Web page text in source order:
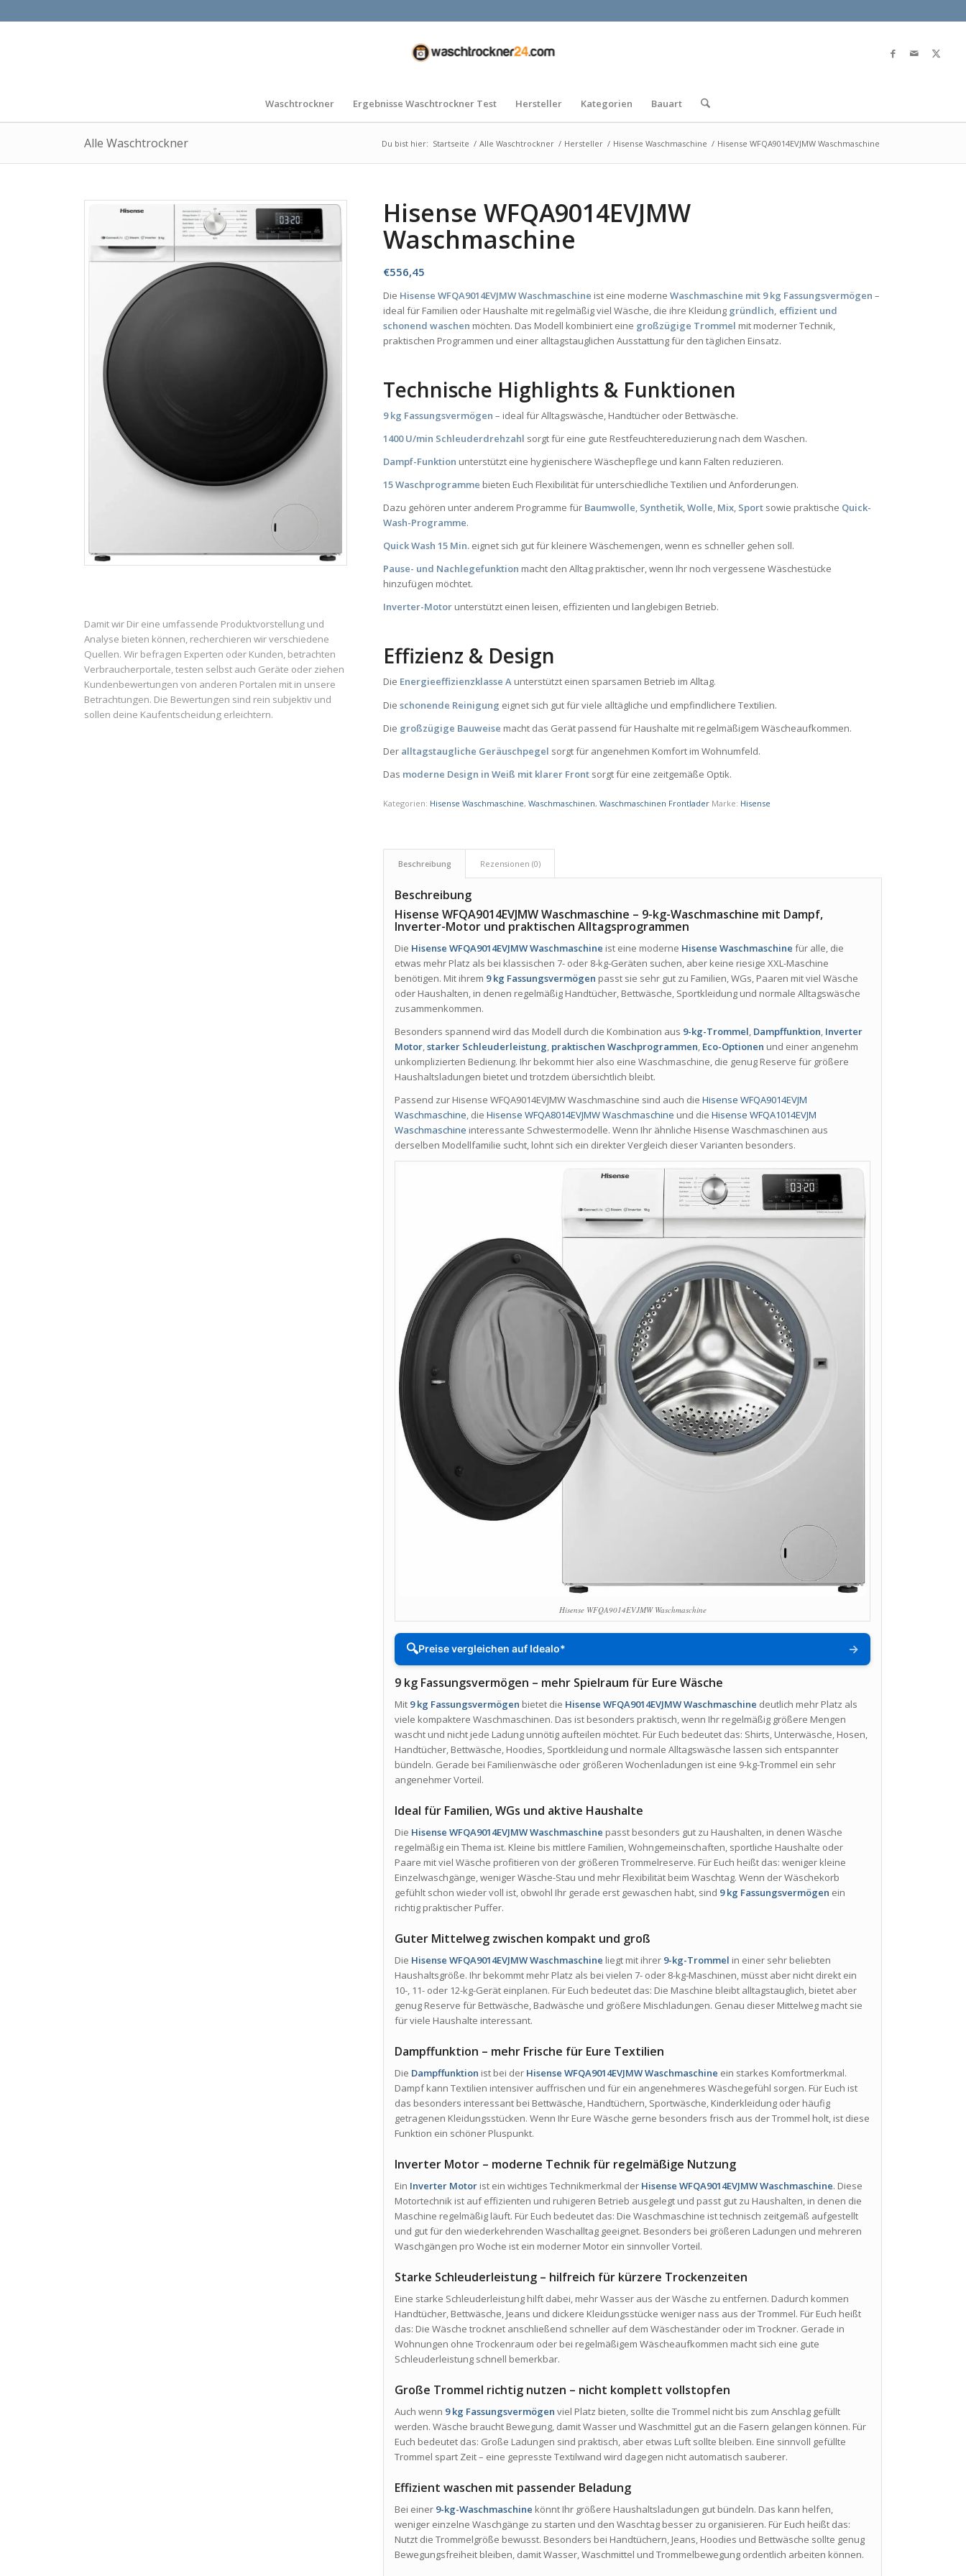
Waschtrockner Ergebnisse Waschtrockner Test Hersteller Kategorien Bauart
Alle Waschtrockner Du bist hier: Startseite / Alle Waschtrockner / Hersteller / Hisense Waschmaschine / Hisense WFQA9014EVJMW Waschmaschine
Damit wir Dir eine umfassende Produktvorstellung und
Analyse bieten können, recherchieren wir verschiedene
Quellen. Wir befragen Experten oder Kunden, betrachten
Verbraucherportale, testen selbst auch Geräte oder ziehen
Kundenbewertungen von anderen Portalen mit in unsere
Betrachtungen. Die Bewertungen sind rein subjektiv und
sollen deine Kaufentscheidung erleichtern.
Hisense WFQA9014EVJMW
Waschmaschine
€556,45
Die Hisense WFQA9014EVJMW Waschmaschine ist eine moderneWaschmaschine mit 9 kg Fassungsvermögen –
ideal für Familien oder Haushalte mit regelmäßig viel Wäsche, die ihre Kleidung gründlich, effizient und
schonend waschen möchten. Das Modell kombiniert eine großzügige Trommel mit moderner Technik,
praktischen Programmen und einer alltagstauglichen Ausstattung für den täglichen Einsatz.
Technische Highlights & Funktionen
9 kg Fassungsvermögen – ideal für Alltagswäsche, Handtücher oder Bettwäsche.
1400 U/min Schleuderdrehzahl sorgt für eine gute Restfeuchtereduzierung nach dem Waschen.
Dampf-Funktion unterstützt eine hygienischere Wäschepflege und kann Falten reduzieren.
15 Waschprogramme bieten Euch Flexibilität für unterschiedliche Textilien und Anforderungen.
Dazu gehören unter anderem Programme für Baumwolle, Synthetik,Wolle, Mix, Sport sowie praktische Quick-
Wash-Programme.
Quick Wash 15 Min. eignet sich gut für kleinere Wäschemengen, wenn es schneller gehen soll.
Pause- und Nachlegefunktion macht den Alltag praktischer, wenn Ihr noch vergessene Wäschestücke
hinzufügen möchtet.
Inverter-Motor unterstützt einen leisen, effizienten und langlebigen Betrieb.
Effizienz & Design
Die Energieeffizienzklasse A unterstützt einen sparsamen Betrieb im Alltag.
Dieschonende Reinigung eignet sich gut für viele alltägliche und empfindlichere Textilien.
Die großzügige Bauweise macht das Gerät passend für Haushalte mit regelmäßigem Wäscheaufkommen.
Der alltagstaugliche Geräuschpegel sorgt für angenehmen Komfort im Wohnumfeld.
Das moderne Design in Weiß mit klarer Front sorgt für eine zeitgemäße Optik.
Kategorien: Hisense Waschmaschine,Waschmaschinen,Waschmaschinen Frontlader Marke: Hisense
Beschreibung Rezensionen (0)
Beschreibung
Hisense WFQA9014EVJMW Waschmaschine – 9-kg-Waschmaschine mit Dampf,
Inverter-Motor und praktischen Alltagsprogrammen
Die Hisense WFQA9014EVJMW Waschmaschine ist eine moderne Hisense Waschmaschine für alle, die
etwas mehr Platz als bei klassischen 7- oder 8-kg-Geräten suchen, aber keine riesige XXL-Maschine
benötigen. Mit ihrem 9 kg Fassungsvermögen passt sie sehr gut zu Familien, WGs, Paaren mit viel Wäsche
oder Haushalten, in denen regelmäßig Handtücher, Bettwäsche, Sportkleidung und normale Alltagswäsche
zusammenkommen.
Besonders spannend wird das Modell durch die Kombination aus 9-kg-Trommel, Dampffunktion, Inverter
Motor,starker Schleuderleistung, praktischen Waschprogrammen, Eco-Optionen und einer angenehm
unkomplizierten Bedienung. Ihr bekommt hier also eine Waschmaschine, die genug Reserve für größere
Haushaltsladungen bietet und trotzdem übersichtlich bleibt.
Passend zur Hisense WFQA9014EVJMW Waschmaschine sind auch dieHisense WFQA9014EVJM
Waschmaschine, dieHisense WFQA8014EVJMW Waschmaschine und dieHisense WFQA1014EVJM
Waschmaschine interessante Schwestermodelle. Wenn Ihr ähnliche Hisense Waschmaschinen aus
derselben Modellfamilie sucht, lohnt sich ein direkter Vergleich dieser Varianten besonders.
Hisense WFQA9014EVJMW Waschmaschine
🔍Preise vergleichen auf Idealo* →
9 kg Fassungsvermögen – mehr Spielraum für Eure Wäsche
Mit 9 kg Fassungsvermögen bietet die Hisense WFQA9014EVJMW Waschmaschine deutlich mehr Platz als
viele kompaktere Waschmaschinen. Das ist besonders praktisch, wenn Ihr regelmäßig größere Mengen
wascht und nicht jede Ladung unnötig aufteilen möchtet. Für Euch bedeutet das: Shirts, Unterwäsche, Hosen,
Handtücher, Bettwäsche, Hoodies, Sportkleidung und normale Alltagswäsche lassen sich entspannter
bündeln. Gerade bei Familienwäsche oder größeren Wochenladungen ist eine 9-kg-Trommel ein sehr
angenehmer Vorteil.
Ideal für Familien, WGs und aktive Haushalte
Die Hisense WFQA9014EVJMW Waschmaschine passt besonders gut zu Haushalten, in denen Wäsche
regelmäßig ein Thema ist. Kleine bis mittlere Familien, Wohngemeinschaften, sportliche Haushalte oder
Paare mit viel Wäsche profitieren von der größeren Trommelreserve. Für Euch heißt das: weniger kleine
Einzelwaschgänge, weniger Wäsche-Stau und mehr Flexibilität beim Waschtag. Wenn der Wäschekorb
gefühlt schon wieder voll ist, obwohl Ihr gerade erst gewaschen habt, sind 9 kg Fassungsvermögen ein
richtig praktischer Puffer.
Guter Mittelweg zwischen kompakt und groß
Die Hisense WFQA9014EVJMW Waschmaschine liegt mit ihrer 9-kg-Trommel in einer sehr beliebten
Haushaltsgröße. Ihr bekommt mehr Platz als bei vielen 7- oder 8-kg-Maschinen, müsst aber nicht direkt ein
10-, 11- oder 12-kg-Gerät einplanen. Für Euch bedeutet das: Die Maschine bleibt alltagstauglich, bietet aber
genug Reserve für Bettwäsche, Badwäsche und größere Mischladungen. Genau dieser Mittelweg macht sie
für viele Haushalte interessant.
Dampffunktion – mehr Frische für Eure Textilien
Die Dampffunktion ist bei der Hisense WFQA9014EVJMW Waschmaschine ein starkes Komfortmerkmal.
Dampf kann Textilien intensiver auffrischen und für ein angenehmeres Wäschegefühl sorgen. Für Euch ist
das besonders interessant bei Bettwäsche, Handtüchern, Sportwäsche, Kinderkleidung oder häufig
getragenen Kleidungsstücken. Wenn Ihr Eure Wäsche gerne besonders frisch aus der Trommel holt, ist diese
Funktion ein schöner Pluspunkt.
Inverter Motor – moderne Technik für regelmäßige Nutzung
Ein Inverter Motor ist ein wichtiges Technikmerkmal der Hisense WFQA9014EVJMW Waschmaschine. Diese
Motortechnik ist auf effizienten und ruhigeren Betrieb ausgelegt und passt gut zu Haushalten, in denen die
Maschine regelmäßig läuft. Für Euch bedeutet das: Die Waschmaschine ist technisch zeitgemäß aufgestellt
und gut für den wiederkehrenden Waschalltag geeignet. Besonders bei größeren Ladungen und mehreren
Waschgängen pro Woche ist ein moderner Motor ein sinnvoller Vorteil.
Starke Schleuderleistung – hilfreich für kürzere Trockenzeiten
Eine starke Schleuderleistung hilft dabei, mehr Wasser aus der Wäsche zu entfernen. Dadurch kommen
Handtücher, Bettwäsche, Jeans und dickere Kleidungsstücke weniger nass aus der Trommel. Für Euch heißt
das: Die Wäsche trocknet anschließend schneller auf dem Wäscheständer oder im Trockner. Gerade in
Wohnungen ohne Trockenraum oder bei regelmäßigem Wäscheaufkommen macht sich eine gute
Schleuderleistung schnell bemerkbar.
Große Trommel richtig nutzen – nicht komplett vollstopfen
Auch wenn 9 kg Fassungsvermögen viel Platz bieten, sollte die Trommel nicht bis zum Anschlag gefüllt
werden. Wäsche braucht Bewegung, damit Wasser und Waschmittel gut an die Fasern gelangen können. Für
Euch bedeutet das: Große Ladungen sind praktisch, aber etwas Luft sollte bleiben. Eine sinnvoll gefüllte
Trommel spart Zeit – eine gepresste Textilwand wird dagegen nicht automatisch sauberer.
Effizient waschen mit passender Beladung
Bei einer 9-kg-Waschmaschine könnt Ihr größere Haushaltsladungen gut bündeln. Das kann helfen,
weniger einzelne Waschgänge zu starten und den Waschtag besser zu organisieren. Für Euch heißt das:
Nutzt die Trommelgröße bewusst. Besonders bei Handtüchern, Jeans, Hoodies und Bettwäsche sollte genug
Bewegungsfreiheit bleiben, damit Wasser, Waschmittel und Trommelbewegung ordentlich arbeiten können.